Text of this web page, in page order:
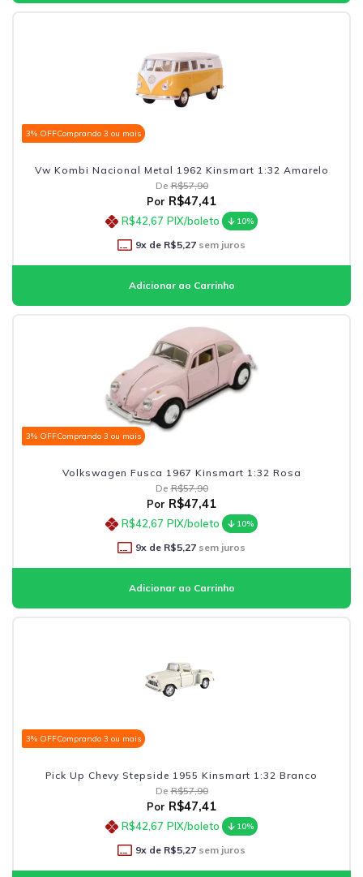
3% OFFComprando 3 ou mais
Vw Kombi Nacional Metal 1962 Kinsmart 1:32 Amarelo
De R$57,90
Por R$47,41
R$42,67 PIX/boleto 10%
9x de R$5,27 sem juros
3% OFFComprando 3 ou mais
Volkswagen Fusca 1967 Kinsmart 1:32 Rosa
De R$57,90
Por R$47,41
R$42,67 PIX/boleto 10%
9x de R$5,27 sem juros
3% OFFComprando 3 ou mais
Pick Up Chevy Stepside 1955 Kinsmart 1:32 Branco
De R$57,90
Por R$47,41
R$42,67 PIX/boleto 10%
9x de R$5,27 sem juros